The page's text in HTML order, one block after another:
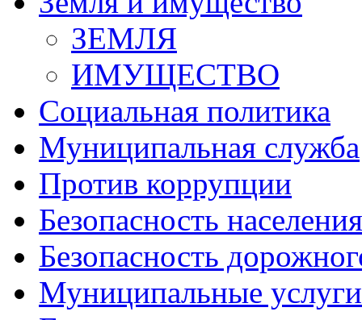
ЗЕМЛЯ
ИМУЩЕСТВО
Социальная политика
Муниципальная служба
Против коррупции
Безопасность населения
Безопасность
Муниципальные услуги